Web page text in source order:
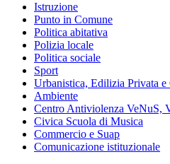
Istruzione
Punto in Comune
Politica abitativa
Polizia locale
Politica sociale
Sport
Urbanistica, Edilizia Privata e
Ambiente
Centro Antiviolenza VeNuS,
Civica Scuola di Musica
Commercio e Suap
Comunicazione istituzionale